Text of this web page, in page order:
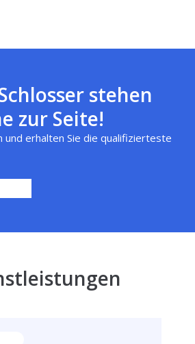
stehen
zur Seite!
und erhalten Sie die qualifizierteste